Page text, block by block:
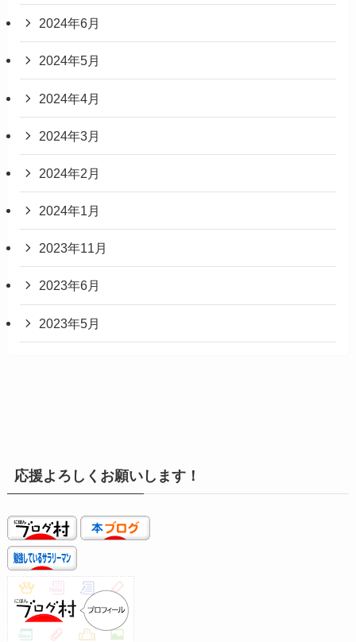
2024年6月
2024年5月
2024年4月
2024年3月
2024年2月
2024年1月
2023年11月
2023年6月
2023年5月
応援よろしくお願いします！